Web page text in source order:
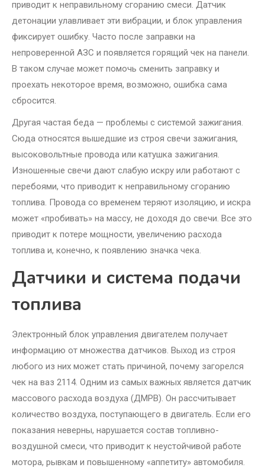
приводит к неправильному сгоранию смеси. Датчик
детонации улавливает эти вибрации, и блок управления
фиксирует ошибку. Часто после заправки на
непроверенной АЗС и появляется горящий чек на панели.
В таком случае может помочь сменить заправку и
проехать некоторое время, возможно, ошибка сама
сбросится.
Другая частая беда — проблемы с системой зажигания.
Сюда относятся вышедшие из строя свечи зажигания,
высоковольтные провода или катушка зажигания.
Изношенные свечи дают слабую искру или работают с
перебоями, что приводит к неправильному сгоранию
топлива. Провода со временем теряют изоляцию, и искра
может «пробивать» на массу, не доходя до свечи. Все это
приводит к потере мощности, увеличению расхода
топлива и, конечно, к появлению значка чека.
Датчики и система подачи
топлива
Электронный блок управления двигателем получает
информацию от множества датчиков. Выход из строя
любого из них может стать причиной, почему загорелся
чек на ваз 2114. Одним из самых важных является датчик
массового расхода воздуха (ДМРВ). Он рассчитывает
количество воздуха, поступающего в двигатель. Если его
показания неверны, нарушается состав топливно-
воздушной смеси, что приводит к неустойчивой работе
мотора, рывкам и повышенному «аппетиту» автомобиля.